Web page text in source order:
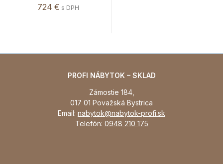
724 € s DPH
PROFI NÁBYTOK – SKLAD
Zámostie 184,
017 01 Považská Bystrica
Email: nabytok@nabytok-profi.sk
Telefón: 0948 210 175